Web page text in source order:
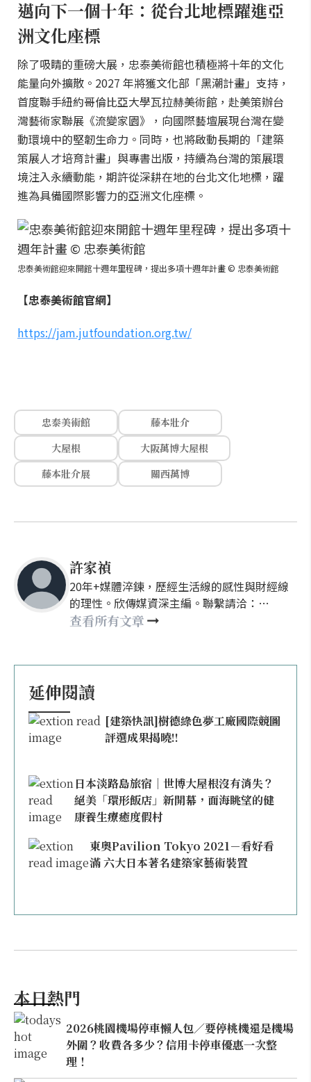
邁向下一個十年：從台北地標躍進亞
洲文化座標
除了吸睛的重磅大展，忠泰美術館也積極將十年的文化
能量向外擴散。2027 年將獲文化部「黑潮計畫」支持，
首度聯手紐約哥倫比亞大學瓦拉赫美術館，赴美策辦台
灣藝術家聯展《流變家園》，向國際藝壇展現台灣在變
動環境中的堅韌生命力。同時，也將啟動長期的「建築
策展人才培育計畫」與專書出版，持續為台灣的策展環
境注入永續動能，期許從深耕在地的台北文化地標，躍
進為具備國際影響力的亞洲文化座標。
忠泰美術館迎來開館十週年里程碑，提出多項十週年計畫 © 忠泰美術館
【忠泰美術館官網】
https://jam.jutfoundation.org.tw/
忠泰美術館
藤本壯介
大屋根
大阪萬博大屋根
藤本壯介展
關西萬博
許家禎
20年+媒體淬鍊，歷經生活線的感性與財經線
的理性。欣傳媒資深主編。聯繫請洽：
nellyhsu@xinmedia.com
查看所有文章
延伸閱讀
[建築快訊]樹德綠色夢工廠國際競圖
評選成果揭曉!!
日本淡路島旅宿｜世博大屋根沒有消失？
絕美「環形飯店」新開幕，面海眺望的健
康養生療癒度假村
東奧Pavilion Tokyo 2021－看好看
滿 六大日本著名建築家藝術裝置
本日熱門
2026桃園機場停車懶人包／要停桃機還是機場
外圍？收費各多少？信用卡停車優惠一次整
理！